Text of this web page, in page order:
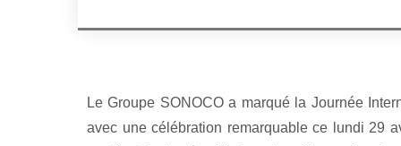
Le Groupe SONOCO a marqué la Journée
avec une célébration remarquable ce lundi 29